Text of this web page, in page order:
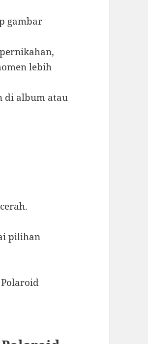
gambar
lebih
di album atau
pilihan